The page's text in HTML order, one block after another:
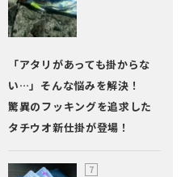
「アタリがあっても掛からな
い…」そんな悩みを解決！
驚異のフッキングを追求した
タチウオ新仕掛が登場！